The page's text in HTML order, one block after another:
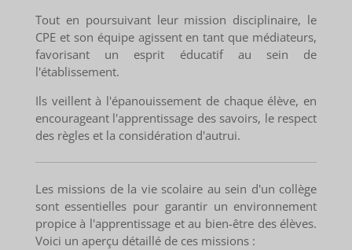
Tout en poursuivant leur mission disciplinaire, le
CPE et son équipe agissent en tant que médiateurs,
favorisant un esprit éducatif au sein de
l'établissement.
Ils veillent à l'épanouissement de chaque élève, en
encourageant l'apprentissage des savoirs, le respect
des règles et la considération d'autrui.
Les missions de la vie scolaire au sein d'un collège
sont essentielles pour garantir un environnement
propice à l'apprentissage et au bien-être des élèves.
Voici un aperçu détaillé de ces missions :